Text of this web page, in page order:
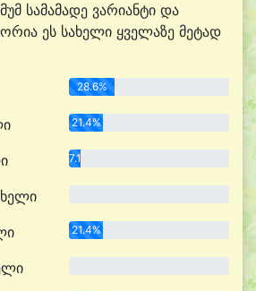
სამამადე ვარიანტი და
ეს სახელი ყველაზე მეტად
28.6%
21.4%
7.1%
21.4%